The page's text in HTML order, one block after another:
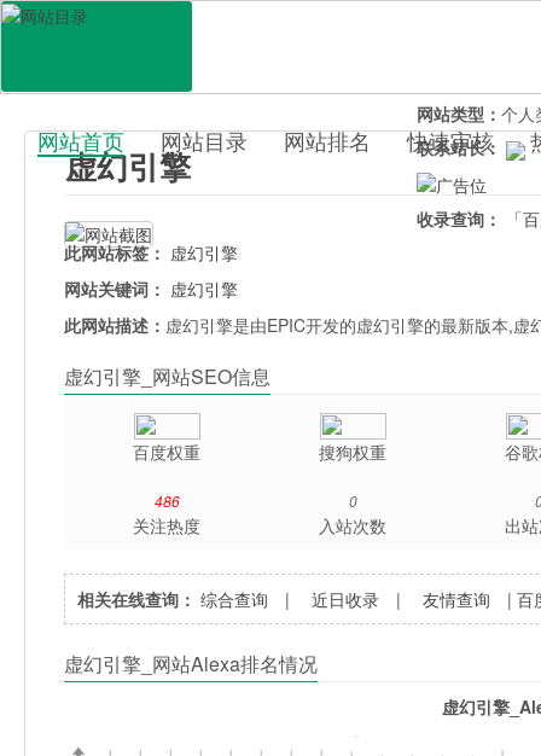
百科目录
网站首页 网站目录 网站排名 快速审核
虚幻引擎
网站类型： 个人
联系站长：
收录查询：
「
此网站标签： 虚幻引擎
网站关键词： 虚幻引擎
此网站描述： 虚幻引擎是由EPIC开发的虚幻引擎的最新版本,
虚幻引擎_网站SEO信息
百度权重 搜狗权重 谷
486
关注热度
0
入站次数 出
相关在线查询： 综合查询 |近日收录 |友情查询 |百
虚幻引擎_网站Alexa排名情况
虚幻引擎